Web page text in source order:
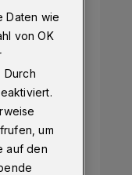
Daten wie
von OK
Durch
um
auf den